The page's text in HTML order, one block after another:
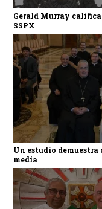
Gerald Murray califica
SSPX
Un estudio demuestra
media